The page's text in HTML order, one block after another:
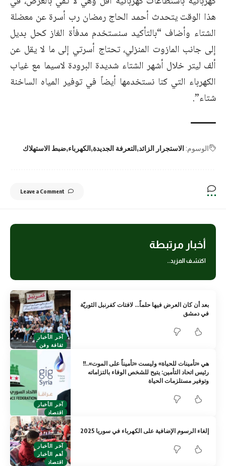
هذا الوقت يتحدث أحمد الحاج رمضان رب أسرة عن معضلة
الشتاء وأضاف “بالتأكيد سنستخدم مدفأة الغاز كحل بديل
إلى جانب المازوت المنزلي، تحتاج أسرتي إلى ما لا يقل عن
ألف ليتر خلال أشهر الشتاء شديدة البرودة لاسيما مع غياب
الكهرباء التي كنا نستخدمها أيضاً في توفير المياه الساخنة
شتاء”.
الوسوم: الاستجرار الزائد التعرفة الجديدة الكهرباء ضبط الاستهلاك
Leave a Comment
أخبار مرتبطة
اكتشف المزيد..
آخر الأخبار
ثقافة وفن
بعد أن كان العرض فيها حلماً… لافتات كفرنبل الثوريّة
في دمشق
آخر الأخبار
اقتصاد
هي «تأمينات للحياة» وليست «تأميناً على الموت»..!!
رئيس اتحاد التأمين: يتيح للشخص الوفاء بالتزاماته
وتوفير مستلزمات الحياة
آخر الأخبار
أهم الأخبار
اقتصاد
إلغاء الرسوم الإضافية على الكهرباء في سوريا 2025